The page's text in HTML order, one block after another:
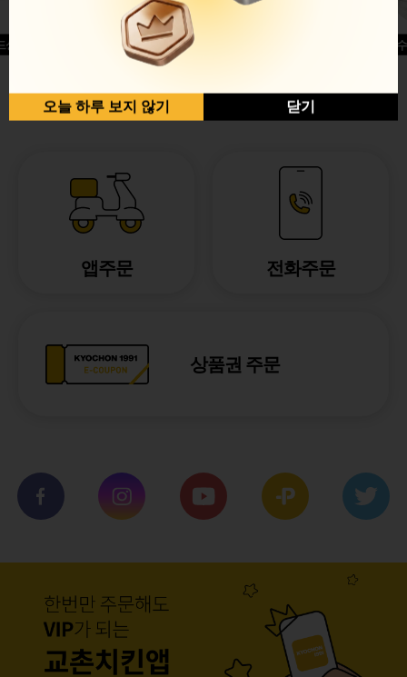
글윙
반반순살[레드+허니]
허니옥
앱주문 전화주문
상품권 주문
오늘 하루 보지 않기 닫기